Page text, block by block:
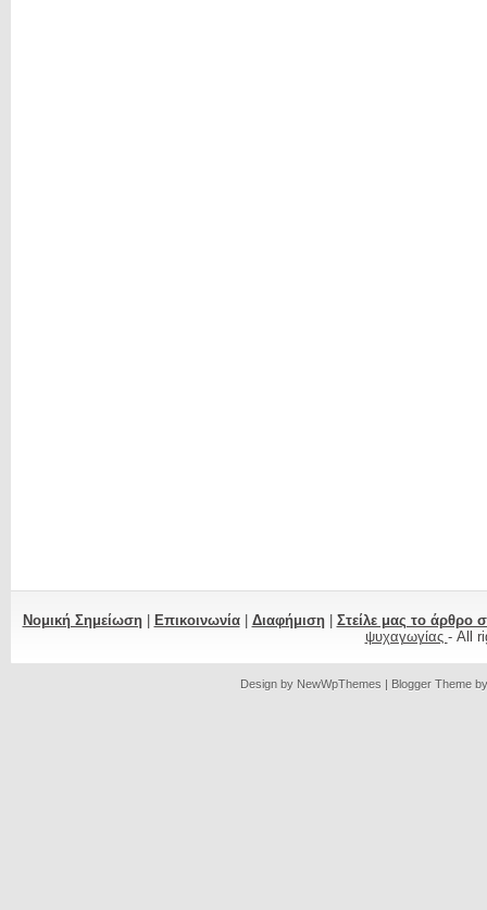
Νομική Σημείωση| Επικοινωνία| Διαφήμιση| Στείλε μας το άρθρο
ψυχαγωγίας - All
Design by NewWpThemes | Blogger Theme